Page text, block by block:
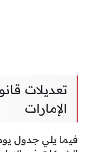
تعديلات
الإمارات
فيما يلي جدول